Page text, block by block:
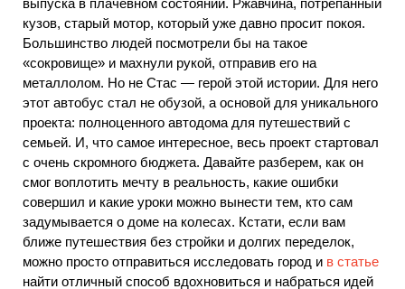
выпуска в плачевном состоянии. Ржавчина, потрепанный
кузов, старый мотор, который уже давно просит покоя.
Большинство людей посмотрели бы на такое
«сокровище» и махнули рукой, отправив его на
металлолом. Но не Стас — герой этой истории. Для него
этот автобус стал не обузой, а основой для уникального
проекта: полноценного автодома для путешествий с
семьей. И, что самое интересное, весь проект стартовал
с очень скромного бюджета. Давайте разберем, как он
смог воплотить мечту в реальность, какие ошибки
совершил и какие уроки можно вынести тем, кто сам
задумывается о доме на колесах. Кстати, если вам
ближе путешествия без стройки и долгих переделок,
можно просто отправиться исследовать город и в статье
найти отличный способ вдохновиться и набраться идей